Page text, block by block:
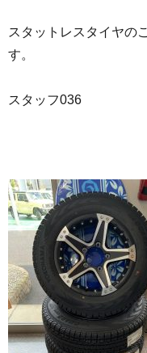
スタットレスタイヤの
す。
スタッフ036